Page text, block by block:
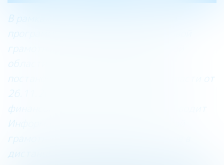
В рамках реализации региональной
программы по повышению финансовой
грамотности населения Вологодской
области на 2020 – 2023 годы (утв.
постановлением Правительства области от
26.11.2019г. №1107) Департамент
финансов Вологодской области проводит
Информационные дни по финансовой
грамотности и финансовой культуре в
дистанционном формате